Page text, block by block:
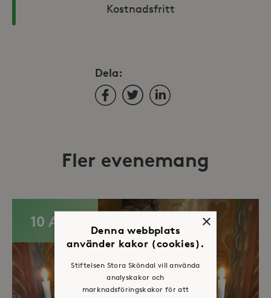
Kostnadsfritt
Dela:
FacebookTwitterLinkedIn
Fler evenemang
10 AUG ×
Denna webbplats
använder kakor (cookies).
Stiftelsen Stora Sköndal vill använda
analyskakor och
marknadsföringskakor för att